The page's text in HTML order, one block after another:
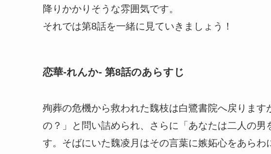
降りかかりそうな雰囲気です。
それでは第8話を一緒に見ていきましょう！
恋華-れんか- 第8話のあらすじ
殉葬の危機から救われた魏枝は白鷺書院へ戻りま
の？」と問い詰められ、さらに「あなたは二人の男
す。そばにいた魏凌月はその言葉に嫉妬心をあらわ